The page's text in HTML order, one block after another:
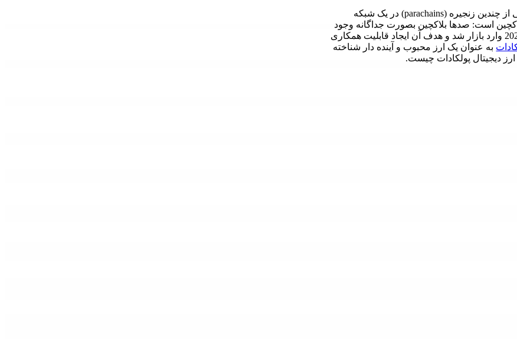
ارز دیجیتال پولکادات یک پروتکل بلاکچین است که برای پشتیبانی از چندین زنجیره (parachains) در یک شبکه
است: صدها بلاکچین بصورت جداگانه وجود
دارند و توانایی کمی در برقراری ارتباط دارند. این ارز در سال 2020 وارد بازار شد و هدف آن ایجاد قابلیت همکاری
به عنوان یک ارز محبوب و آینده دار شناخته
ارز دیجیتال پولکادات چیست.